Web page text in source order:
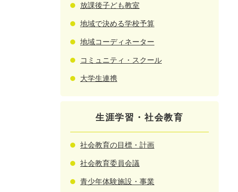
放課後子ども教室
地域で決める学校予算
地域コーディネーター
コミュニティ・スクール
大学生連携
生涯学習・社会教育
社会教育の目標・計画
社会教育委員会議
青少年体験施設・事業